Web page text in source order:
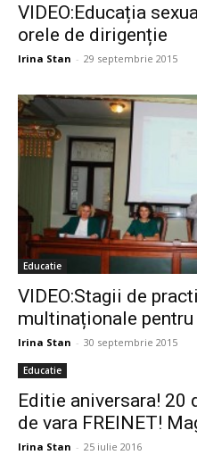
VIDEO:Educația
orele de dirigenție
Irina Stan - 29 septembrie 2015
Educatie
VIDEO:Stagii de
multinaționale
Irina Stan - 30 septembrie 2015
Educatie
Editie aniversara! 20
de vara FREINET!
Irina Stan - 25 iulie 2016